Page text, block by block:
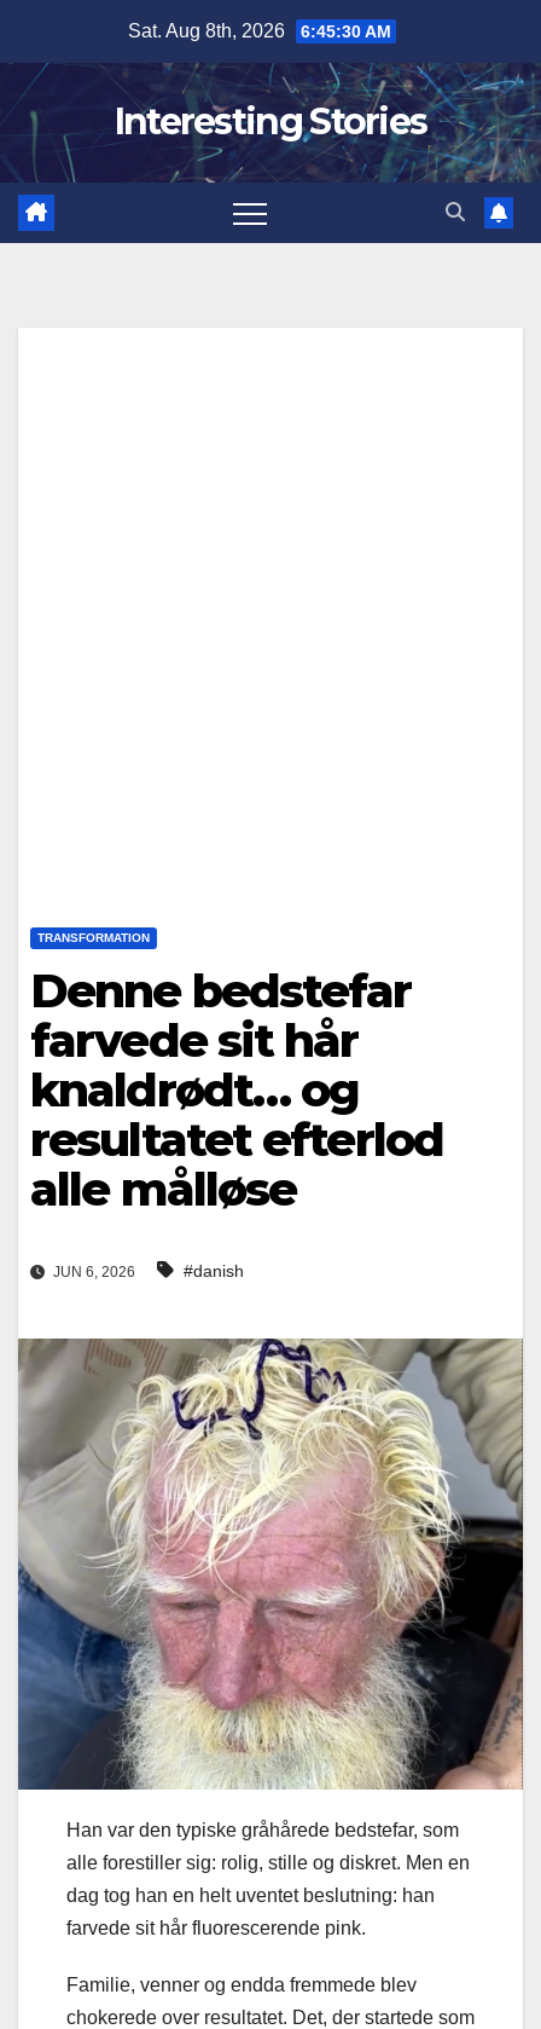
content
Sat. Aug 8th, 2026 6:45:31 AM
Interesting Stories
TRANSFORMATION
Denne bedstefar
farvede sit hår
knaldrødt… og
resultatet efterlod
alle målløse
JUN 6, 2026 #danish
Han var den typiske gråhårede bedstefar, som
alle forestiller sig: rolig, stille og diskret. Men en
dag tog han en helt uventet beslutning: han
farvede sit hår fluorescerende pink.
Familie, venner og endda fremmede blev
chokerede over resultatet. Det, der startede som